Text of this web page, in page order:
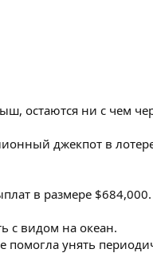
остаются ни с чем
джекпот в
в размере $684,000.
с видом на океан.
помогла унять